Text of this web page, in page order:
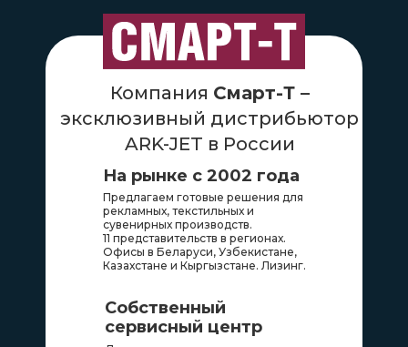
Компания Смарт-Т –
эксклюзивный дистрибьютор
ARK-JET в России
Предлагаем готовые решения для
рекламных, текстильных и
сувенирных производств.
11 представительств в регионах.
Офисы в Беларуси, Узбекистане,
Казахстане и Кыргызстане. Лизинг.
На рынке с 2002 года
Собственный
сервисный центр